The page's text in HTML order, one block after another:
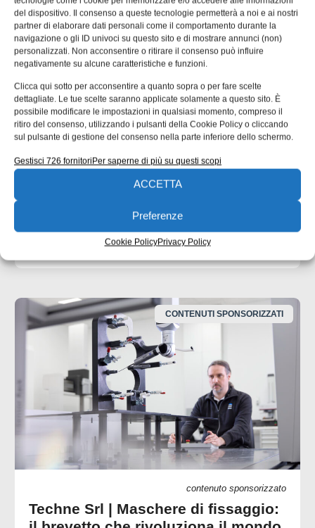
del dispositivo. Il consenso a queste tecnologie permetterà a noi e ai nostri
partner di elaborare dati personali come il comportamento durante la
navigazione o gli ID univoci su questo sito e di mostrare annunci (non)
personalizzati. Non acconsentire o ritirare il consenso può influire
negativamente su alcune caratteristiche e funzioni.
Clicca qui sotto per acconsentire a quanto sopra o per fare scelte
dettagliate. Le tue scelte saranno applicate solamente a questo sito. È
possibile modificare le impostazioni in qualsiasi momento, compreso il
ritiro del consenso, utilizzando i pulsanti della Cookie Policy o cliccando
sul pulsante di gestione del consenso nella parte inferiore dello schermo.
Gestisci 726 fornitoriPer saperne di più su questi scopi
ACCETTA
Preferenze
Cookie PolicyPrivacy Policy
UNI EN 1090: il punto di contatto tra
progettazione ed esecuzione
Molte non conformità nascono da informazioni incomplete
o ambigue negli elaborati progettuali. nella seconda parte
dell’approfondimento inaugurato un mese fa ci
che collegano progettista, officina e coordinatore di
CONTENUTI SPONSORIZZATI
contenuto sponsorizzato
Techne Srl | Maschere di fissaggio: